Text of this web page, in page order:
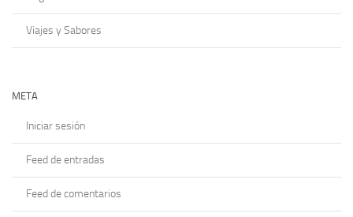
Viajes y Sabores
META
Iniciar sesión
Feed de entradas
Feed de comentarios